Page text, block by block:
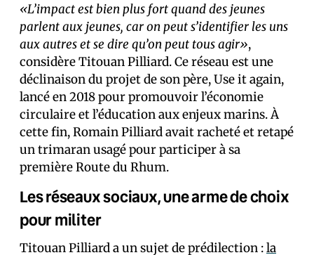
«L’impact est bien plus fort quand des jeunes
parlent aux jeunes, car on peut s’identifier les uns
aux autres et se dire qu’on peut tous agir»,
considère Titouan Pilliard. Ce réseau est une
déclinaison du projet de son père, Use it again,
lancé en 2018 pour promouvoir l’économie
circulaire et l’éducation aux enjeux marins. À
cette fin, Romain Pilliard avait racheté et retapé
un trimaran usagé pour participer à sa
première Route du Rhum.
Les réseaux sociaux, une arme de choix
pour militer
Titouan Pilliard a un sujet de prédilection :la